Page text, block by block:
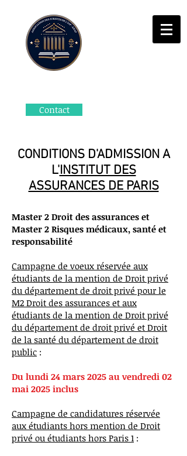
Contact
CONDITIONS D'ADMISSION A
L'INSTITUT DES
ASSURANCES DE PARIS
Master 2 Droit des assurances et
Master 2 Risques médicaux, santé et
responsabilité
Campagne de voeux réservée aux
étudiants de la mention de Droit privé
du département de droit privé pour le
M2 Droit des assurances et aux
étudiants de la mention de Droit privé
du département de droit privé et Droit
de la santé du département de droit
public :
Du lundi 24 mars 2025 au vendredi 02
mai 2025 inclus
Campagne de candidatures réservée
aux étudiants hors mention de Droit
privé ou étudiants hors Paris 1 :